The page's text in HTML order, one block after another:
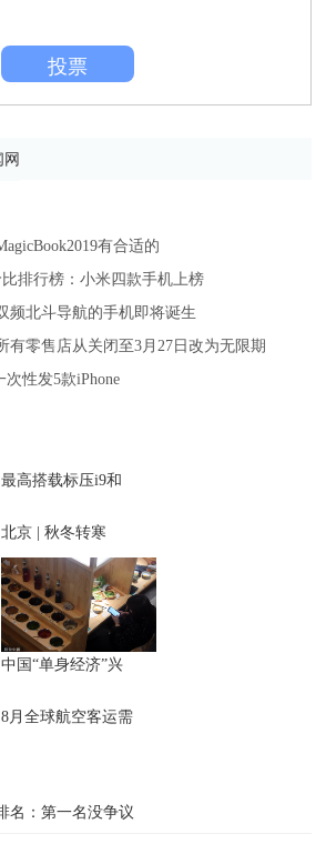
投票
有合适的
排行榜：小米四款手机上榜
频北斗导航的手机即将诞生
有零售店从关闭至3月27日改为无限期
次性发5款iPhone
最高搭载标压i9和
北京 | 秋冬转寒
中国“单身经济”兴
8月全球航空客运需
名：第一名没争议